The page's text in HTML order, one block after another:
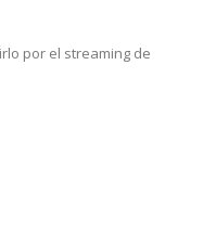
por el streaming de